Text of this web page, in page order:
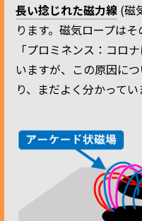
長い捻じれた磁力線 (磁
ります。磁気ロープは
「プロミネンス：コロ
いますが、この原因に
り、まだよく分かってい